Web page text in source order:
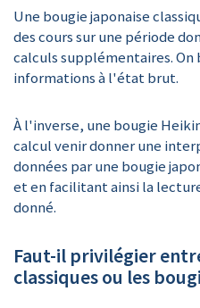
Une bougie japonaise
des cours sur une période
calculs supplémentaires. On
informations à l'état brut.
À l'inverse, une bougie
calcul venir donner une
données par une bougie
et en facilitant ainsi la
donné.
Faut-il privilégier
classiques ou les